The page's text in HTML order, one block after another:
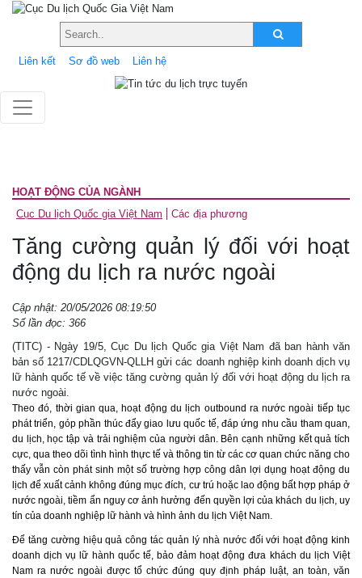
Liên kết Sơ đồ web Liên hệ
HOẠT ĐỘNG CỦA NGÀNH
Cục Du lịch Quốc gia Việt Nam
Các địa phương
Tăng cường quản lý đối với hoạt
động du lịch ra nước ngoài
Cập nhật: 20/05/2026 08:19:50
Số lần đọc: 366
(TITC) - Ngày 19/5, Cục Du lịch Quốc gia Việt Nam đã ban hành văn
bản số 1217/CDLQGVN-QLLH gửi các doanh nghiệp kinh doanh dịch vụ
lữ hành quốc tế về việc tăng cường quản lý đối với hoạt động du lịch ra
nước ngoài.
Theo đó, thời gian qua, hoạt động du lịch outbound ra nước ngoài tiếp tục
phát triển, góp phần thúc đẩy giao lưu quốc tế, đáp ứng nhu cầu tham quan,
du lịch, học tập và trải nghiệm của người dân. Bên cạnh những kết quả tích
cực, qua theo dõi tình hình thực tế và thông tin từ các cơ quan chức năng cho
thấy vẫn còn phát sinh một số trường hợp công dân lợi dụng hoạt động du
lịch để xuất cảnh không đúng mục đích, cư trú hoặc lao động bất hợp pháp ở
nước ngoài, tiềm ẩn nguy cơ ảnh hưởng đến quyền lợi của khách du lịch, uy
tín của doanh nghiệp lữ hành và hình ảnh du lịch Việt Nam.
Để tăng cường hiệu quả công tác quản lý nhà nước đối với hoạt động kinh
doanh dịch vụ lữ hành quốc tế, bảo đảm hoạt động đưa khách du lịch Việt
Nam ra nước ngoài được tổ chức đúng quy định pháp luật, an toàn, văn